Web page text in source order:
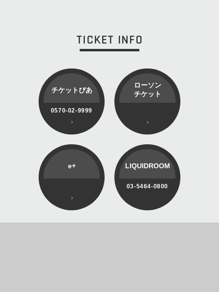
TICKET INFO
チケットぴあ
0570-02-9999
ローソン
チケット
e+ LIQUIDROOM
03-5464-0800